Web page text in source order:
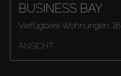
BUSINESS BAY
Verfügbare Wohnungen: 16
ANSICHT